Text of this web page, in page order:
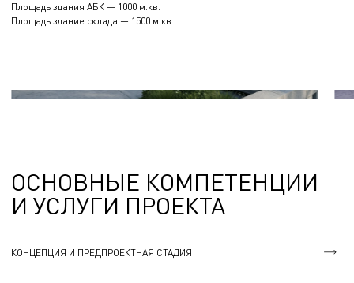
Площадь здания АБК — 1000 м.кв.
Площадь здание склада — 1500 м.кв.
ОСНОВНЫЕ КОМПЕТЕНЦИИ
И УСЛУГИ ПРОЕКТА
КОНЦЕПЦИЯ И ПРЕДПРОЕКТНАЯ СТАДИЯ